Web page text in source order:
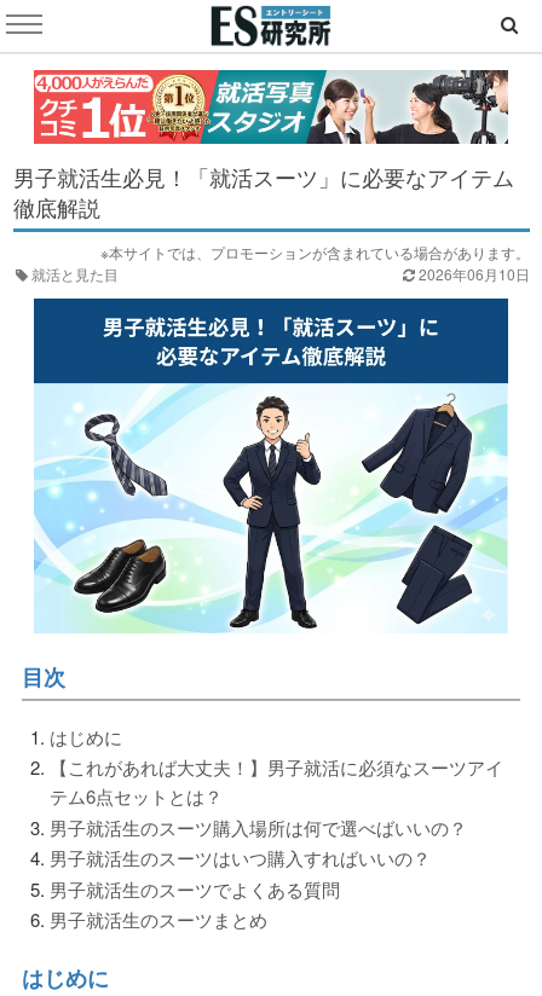
男子就活生必見！「就活スーツ」に必要なアイテム
徹底解説
※本サイトでは、プロモーションが含まれている場合があります。
就活と見た目
2026年06月10日
目次
はじめに
【これがあれば大丈夫！】男子就活に必須なスーツアイ
テム6点セットとは？
男子就活生のスーツ購入場所は何で選べばいいの？
男子就活生のスーツはいつ購入すればいいの？
男子就活生のスーツでよくある質問
男子就活生のスーツまとめ
はじめに